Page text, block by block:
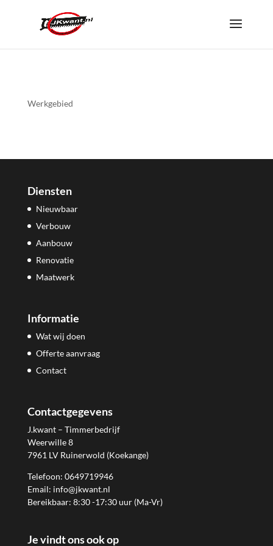
Werkgebied
Diensten
Nieuwbaar
Verbouw
Aanbouw
Renovatie
Maatwerk
Informatie
Wat wij doen
Offerte aanvraag
Contact
Contactgegevens
J.kwant – Timmerbedrijf
Weerwille 8
7961 LV Ruinerwold (Koekange)
Telefoon: 0649719946
Email: info@jkwant.nl
Bereikbaar: 8:30 -17:30 uur (Ma-Vr)
Je vindt ons ook op